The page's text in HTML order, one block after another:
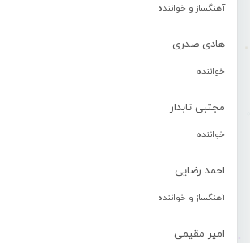
آهنگساز و خواننده
هادی صدری
خواننده
مجتبی تابدار
خواننده
احمد رضایی
آهنگساز و خواننده
امیر مقیمی